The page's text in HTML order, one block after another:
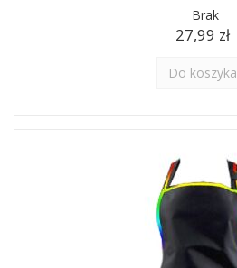
Brak
27,99 zł
Do koszyka